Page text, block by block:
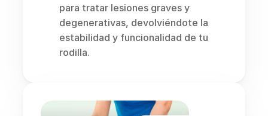
para tratar lesiones graves y
degenerativas, devolviéndote la
estabilidad y funcionalidad de tu
rodilla.